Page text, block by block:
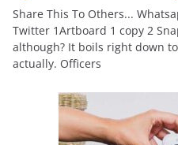
Share This To Others...
Twitter 1Artboard 1 copy 2
although? It boils right down
actually. Officers